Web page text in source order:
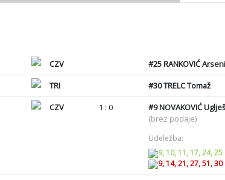
CZV #25RANKOVIĆ
TRI #30TRELC Tomaž
CZV 1 : 0 #9NOVAKOVIĆ
(brez podaje)
Udeležba:
9, 10, 11, 17, 24, 25
9, 14, 21, 27, 51, 30